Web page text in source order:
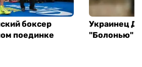
боксер
поединке
Украинец
"Болонью" в